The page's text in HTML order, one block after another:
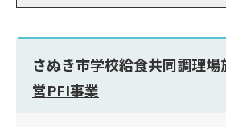
さぬき市学校給食共同調理
営PFI事業